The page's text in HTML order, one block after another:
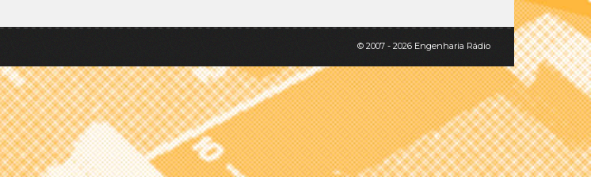
© 2007 - 2026 Engenharia Rádio